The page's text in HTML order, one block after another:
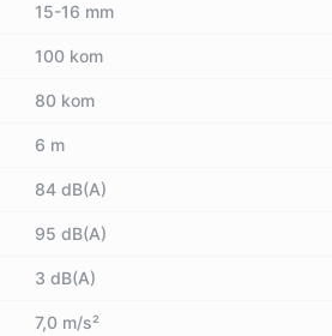
15-16 mm
100 kom
80 kom
6 m
84 dB(A)
95 dB(A)
3 dB(A)
7,0 m/s²